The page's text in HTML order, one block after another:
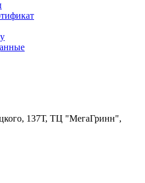
137Т, ТЦ "МегаГринн",